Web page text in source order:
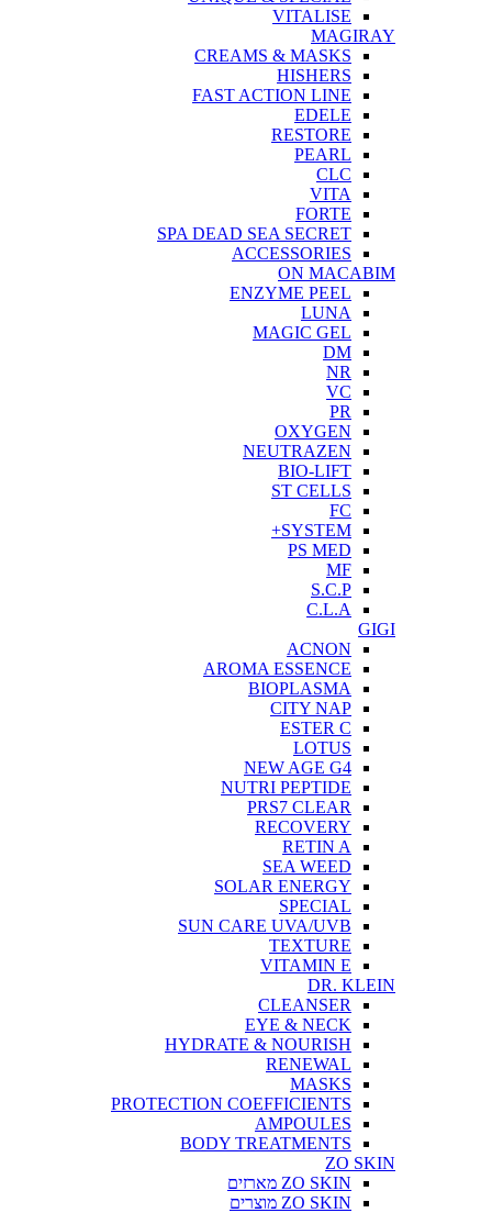
VITALISE
MAGIRAY
CREAMS & MASKS
HISHERS
FAST ACTION LINE
EDELE
RESTORE
PEARL
CLC
VITA
FORTE
SPA DEAD SEA SECRET
ACCESSORIES
ON MACABIM
ENZYME PEEL
LUNA
MAGIC GEL
DM
NR
VC
PR
OXYGEN
NEUTRAZEN
BIO-LIFT
ST CELLS
FC
SYSTEM+
PS MED
MF
S.C.P
C.L.A
GIGI
ACNON
AROMA ESSENCE
BIOPLASMA
CITY NAP
ESTER C
LOTUS
NEW AGE G4
NUTRI PEPTIDE
PRS7 CLEAR
RECOVERY
RETIN A
SEA WEED
SOLAR ENERGY
SPECIAL
SUN CARE UVA/UVB
TEXTURE
VITAMIN E
DR. KLEIN
CLEANSER
EYE & NECK
HYDRATE & NOURISH
RENEWAL
MASKS
PROTECTION COEFFICIENTS
AMPOULES
BODY TREATMENTS
ZO SKIN
ZO SKIN מארזים
ZO SKIN מוצרים